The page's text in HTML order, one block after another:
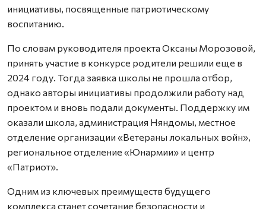
инициативы, посвященные патриотическому
воспитанию.
По словам руководителя проекта Оксаны Морозовой,
принять участие в конкурсе родители решили еще в
2024 году. Тогда заявка школы не прошла отбор,
однако авторы инициативы продолжили работу над
проектом и вновь подали документы. Поддержку им
оказали школа, администрация Няндомы, местное
отделение организации «Ветераны локальных войн»,
региональное отделение «Юнармии» и центр
«Патриот».
Одним из ключевых преимуществ будущего
комплекса станет сочетание безопасности и